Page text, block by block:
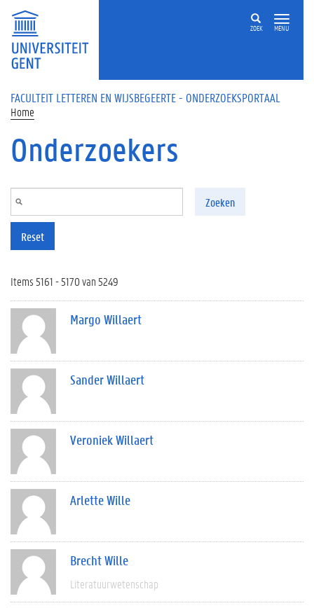
Overslaan en naar de inhoud gaan
ZOEK MENU
FACULTEIT LETTEREN EN WIJSBEGEERTE - ONDERZOEKSPORTAAL
Home
Onderzoekers
Zoeken
Reset
Items 5161 - 5170 van 5249
Margo Willaert
Sander Willaert
Veroniek Willaert
Arlette Wille
Brecht Wille
Literatuurwetenschap